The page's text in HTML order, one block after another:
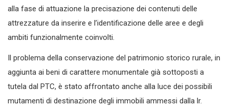
alla fase di attuazione la precisazione dei contenuti delle
attrezzature da inserire e l’identificazione delle aree e degli
ambiti funzionalmente coinvolti.
Il problema della conservazione del patrimonio storico rurale, in
aggiunta ai beni di carattere monumentale già sottoposti a
tutela dal PTC, è stato affrontato anche alla luce dei possibili
mutamenti di destinazione degli immobili ammessi dalla lr.